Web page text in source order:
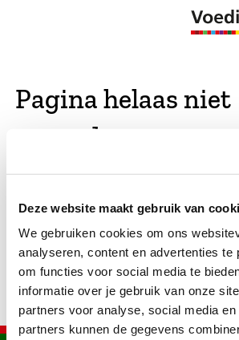
Deze website maakt gebruik van
We gebruiken cookies om ons
analyseren, content en advertenties te
om functies voor social media te
informatie over je gebruik van onze
partners voor analyse, social media
partners kunnen de gegevens
Pagina helaas niet
gevonden
hebben gekeken of er
bestaan. Als dat zo is, dan zie je